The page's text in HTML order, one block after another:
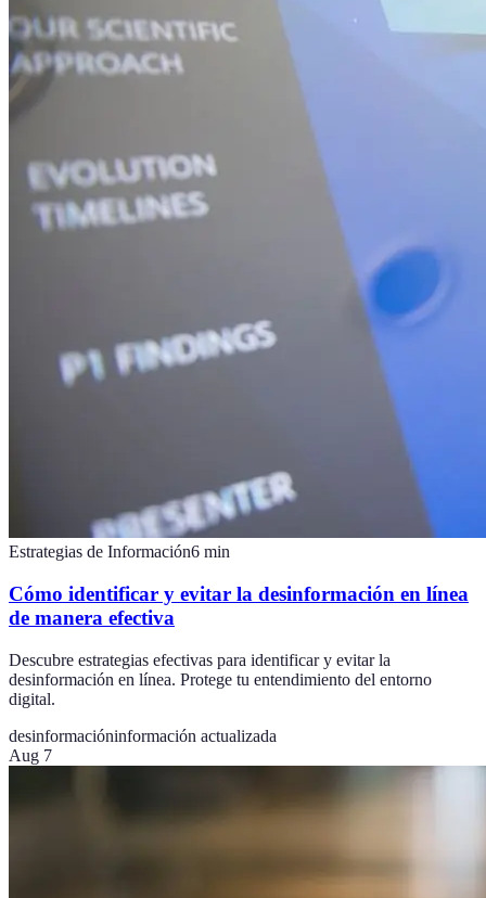
Estrategias de Información6 min
Cómo identificar y evitar la desinformación en línea
de manera efectiva
Descubre estrategias efectivas para identificar y evitar la
desinformación en línea. Protege tu entendimiento del entorno
digital.
desinformacióninformación actualizada
Aug 7